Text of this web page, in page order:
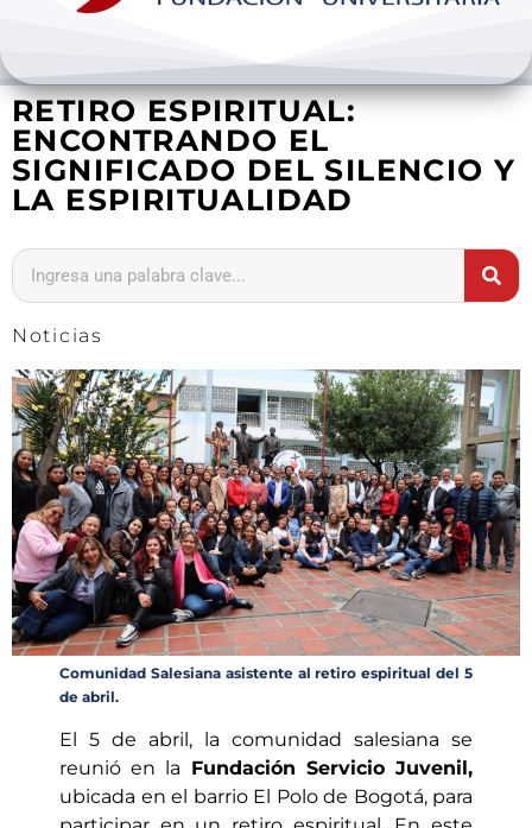
Internacionalización
Investigación
RETIRO ESPIRITUAL:
ENCONTRANDO EL
SIGNIFICADO DEL SILENCIO Y
LA ESPIRITUALIDAD
Noticias
Comunidad Salesiana asistente al retiro espiritual del 5
de abril.
El 5 de abril, la comunidad salesiana se
reunió en la Fundación Servicio Juvenil,
ubicada en el barrio El Polo de Bogotá, para